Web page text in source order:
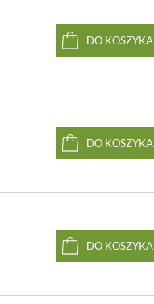
DO KOSZYKA
DO KOSZYKA
DO KOSZYKA